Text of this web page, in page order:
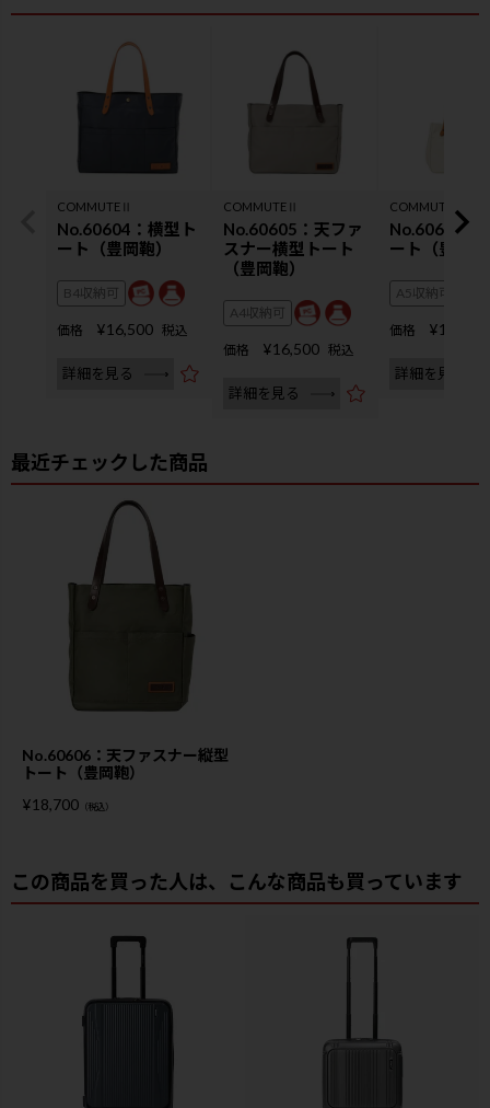
COMMUTEⅡ
No.60604：横型ト
ート（豊岡鞄）
B4収納可
価格 ¥16,500 税込
詳細を見る
COMMUTEⅡ
No.60605：天ファ
スナー横型トート
（豊岡鞄）
A4収納可
価格 ¥16,500 税込
詳細を見る
COMMUTEⅡ
No.60607：
ート（豊岡
A5収納可
価格 ¥14,300
詳細を見る
最近チェックした商品
No.60606：天ファスナー縦型
トート（豊岡鞄）
¥18,700 （税込）
この商品を買った人は、こんな商品も買っています